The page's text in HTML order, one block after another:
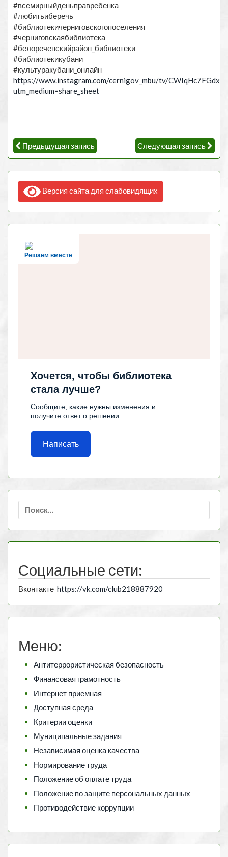
#всемирныйденьправребенка
#любитьиберечь
#библиотекичерниговскогопоселения
#черниговскаябиблиотека
#белореченскийрайон_библиотеки
#библиотекикубани
#культуракубани_онлайн
https://www.instagram.com/cernigov_mbu/tv/CWIqHc7FGdx/?
utm_medium=share_sheet
Предыдущая запись Следующая запись
Версия сайта для слабовидящих
Решаем вместе
Хочется, чтобы библиотека
стала лучше?
Сообщите, какие нужны изменения и
получите ответ о решении
Написать
Социальные сети:
Вконтакте https://vk.com/club218887920
Меню:
Антитеррористическая безопасность
Финансовая грамотность
Интернет приемная
Доступная среда
Критерии оценки
Муниципальные задания
Независимая оценка качества
Нормирование труда
Положение об оплате труда
Положение по защите персональных данных
Противодействие коррупции